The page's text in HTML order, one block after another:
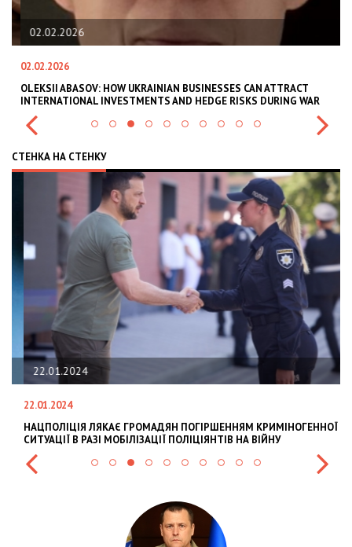
02.02.2026
02.02.2026
OLEKSII ABASOV: HOW UKRAINIAN BUSINESSES CAN ATTRACT
INTERNATIONAL INVESTMENTS AND HEDGE RISKS DURING WAR
СТЕНКА НА СТЕНКУ
22.01.2024
22.01.2024
НАЦПОЛІЦІЯ ЛЯКАЄ ГРОМАДЯН ПОГІРШЕННЯМ КРИМІНОГЕННОЇ
СИТУАЦІЇ В РАЗІ МОБІЛІЗАЦІЇ ПОЛІЦІЯНТІВ НА ВІЙНУ